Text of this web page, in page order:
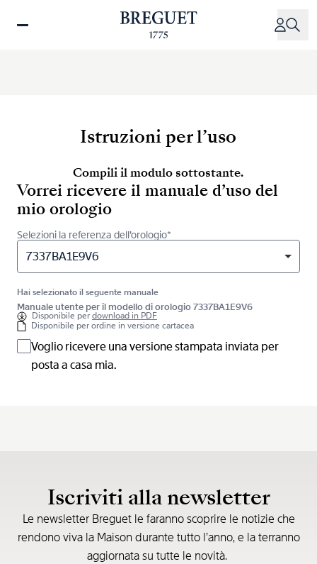
Istruzioni per l’uso
Compili il modulo sottostante.
Vorrei ricevere il manuale d’uso del
mio orologio
Selezioni la referenza dell’orologio*
7337BA1E9V6
Hai selezionato il seguente manuale
Manuale utente per il modello di orologio 7337BA1E9V6
Disponibile perdownload in PDF
Disponibile per ordine in versione cartacea
Voglio ricevere una versione stampata inviata per
posta a casa mia.
Iscriviti alla newsletter
Le newsletter Breguet le faranno scoprire le notizie che
rendono viva la Maison durante tutto l’anno, e la terranno
aggiornata su tutte le novità.